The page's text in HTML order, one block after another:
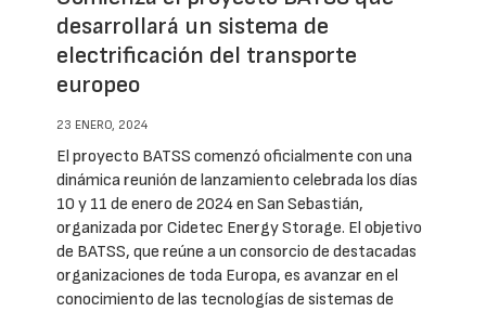
desarrollará un sistema de
electrificación del transporte
europeo
23 ENERO, 2024
El proyecto BATSS comenzó oficialmente con una
dinámica reunión de lanzamiento celebrada los días
10 y 11 de enero de 2024 en San Sebastián,
organizada por Cidetec Energy Storage. El objetivo
de BATSS, que reúne a un consorcio de destacadas
organizaciones de toda Europa, es avanzar en el
conocimiento de las tecnologías de sistemas de